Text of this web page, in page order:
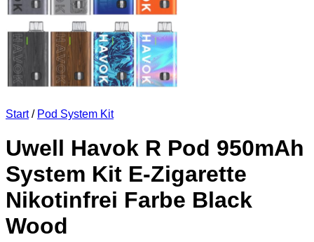
Start / Pod System Kit
Uwell Havok R Pod 950mAh
System Kit E-Zigarette
Nikotinfrei Farbe Black
Wood